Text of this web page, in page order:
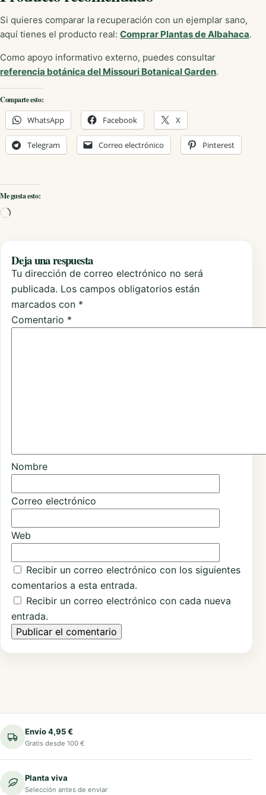
Si quieres comparar la recuperación con un ejemplar sano,
aquí tienes el producto real: Comprar Plantas de Albahaca.
Como apoyo informativo externo, puedes consultar
referencia botánica del Missouri Botanical Garden.
Comparte esto:
WhatsApp Facebook X
Telegram Correo electrónico Pinterest
Me gusta esto:
Deja una respuesta
Tu dirección de correo electrónico no será
publicada. Los campos obligatorios están
marcados con *
Comentario *
Nombre
Correo electrónico
Web
Recibir un correo electrónico con los siguientes
comentarios a esta entrada.
Recibir un correo electrónico con cada nueva
entrada.
Envío 4,95 €
Gratis desde 100 €
Planta viva
Selección antes de enviar